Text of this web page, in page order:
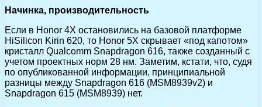
Начинка, производительность
Если в Honor 4X остановились на базовой платформе
HiSilicon Kirin 620, то Honor 5X скрывает «под капотом»
кристалл Qualcomm Snapdragon 616, также созданный с
учетом проектных норм 28 нм. Заметим, кстати, что, судя
по опубликованной информации, принципиальной
разницы между Snapdragon 616 (MSM8939v2) и
Snapdragon 615 (MSM8939) нет.